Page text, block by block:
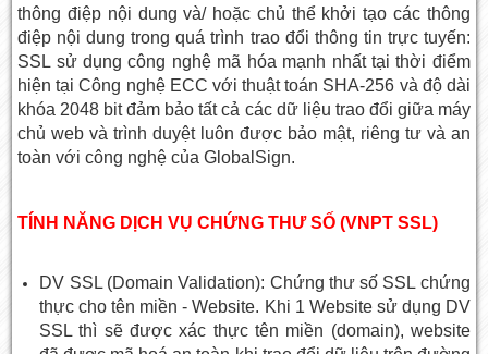
thông điệp nội dung và/ hoặc chủ thể khởi tạo các thông
điệp nội dung trong quá trình trao đổi thông tin trực tuyến:
SSL sử dụng công nghệ mã hóa mạnh nhất tại thời điểm
hiện tại Công nghệ ECC với thuật toán SHA-256 và độ dài
khóa 2048 bit đảm bảo tất cả các dữ liệu trao đổi giữa máy
chủ web và trình duyệt luôn được bảo mật, riêng tư và an
toàn với công nghệ của GlobalSign.
TÍNH NĂNG DỊCH VỤ CHỨNG THƯ SỐ (VNPT SSL)
DV SSL (Domain Validation): Chứng thư số SSL chứng
thực cho tên miền - Website. Khi 1 Website sử dụng DV
SSL thì sẽ được xác thực tên miền (domain), website